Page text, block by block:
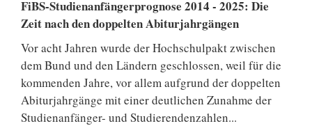
FiBS-Studienanfängerprognose 2014 - 2025: Die
Zeit nach den doppelten Abiturjahrgängen
Vor acht Jahren wurde der Hochschulpakt zwischen
dem Bund und den Ländern geschlossen, weil für die
kommenden Jahre, vor allem aufgrund der doppelten
Abiturjahrgänge mit einer deutlichen Zunahme der
Studienanfänger- und Studierendenzahlen...